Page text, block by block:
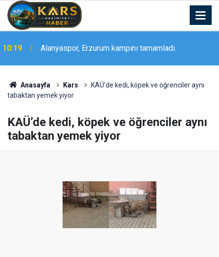
10:19 Alanyaspor, Erzurum kampını tamamladı
10:11 Sıcaktan bunalanlar Buzluk Mağarası’na akın etti
Anasayfa Kars
KAÜ’de kedi, köpek ve öğrenciler aynı
tabaktan yemek yiyor
KAÜ’de kedi, köpek ve öğrenciler aynı
tabaktan yemek yiyor